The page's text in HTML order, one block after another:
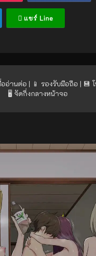
แชร์ Line
ออ่านต่อ | 📱 รองรับมือถือ | 💾
🖥️ จัดกึ่งกลางหน้าจอ